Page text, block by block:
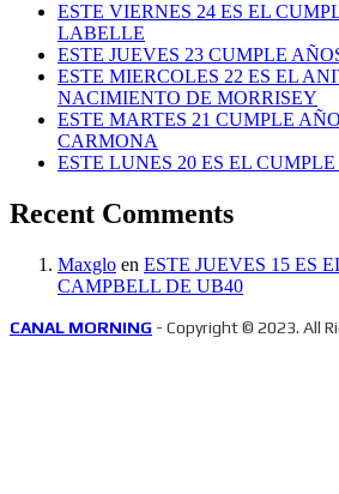
ESTE VIERNES 24 ES EL
LABELLE
ESTE JUEVES 23 CUMPLE
ESTE MIERCOLES 22 ES EL
NACIMIENTO DE MORRISEY
ESTE MARTES 21 CUMPLE
CARMONA
ESTE LUNES 20 ES EL
Recent Comments
Maxglo en ESTE JUEVES 15 ES
CAMPBELL DE UB40
CANAL MORNING - Copyright © 2023. All